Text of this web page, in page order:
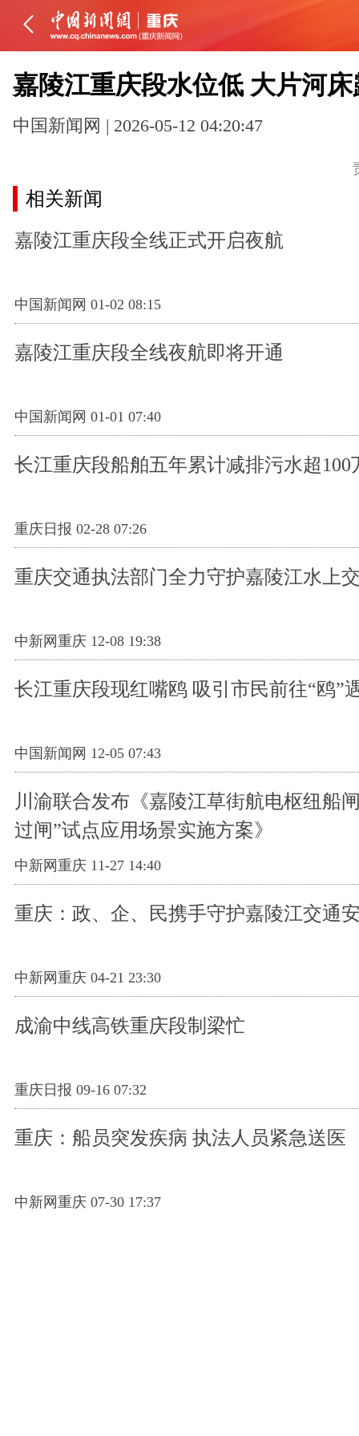
嘉陵江重庆段水位低 大片河
中国新闻网 | 2026-05-12 04:20:47
相关新闻
嘉陵江重庆段全线正式开启夜航
中国新闻网 01-02 08:15
嘉陵江重庆段全线夜航即将开通
中国新闻网 01-01 07:40
长江重庆段船舶五年累计减排污水超100
重庆日报 02-28 07:26
重庆交通执法部门全力守护嘉陵江水上
中新网重庆 12-08 19:38
长江重庆段现红嘴鸥 吸引市民前往“鸥”
中国新闻网 12-05 07:43
川渝联合发布《嘉陵江草街航电枢纽船
过闸”试点应用场景实施方案》
中新网重庆 11-27 14:40
重庆：政、企、民携手守护嘉陵江交通
中新网重庆 04-21 23:30
成渝中线高铁重庆段制梁忙
重庆日报 09-16 07:32
重庆：船员突发疾病 执法人员紧急送医
中新网重庆 07-30 17:37